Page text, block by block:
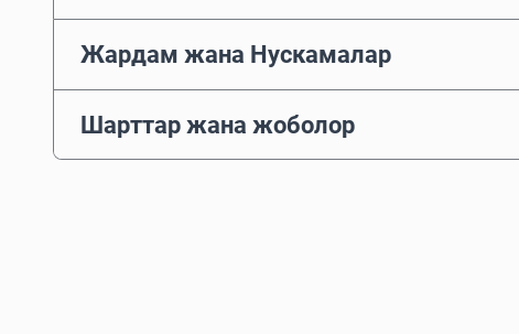
Жардам жана Нускамалар
Шарттар жана жоболор